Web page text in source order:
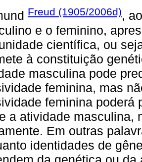
Freud (1905/2006d),
e o feminino,
científica, ou
à constituição
masculina pode
feminina, mas
feminina poderá
a atividade masculina,
Em outras
identidades de